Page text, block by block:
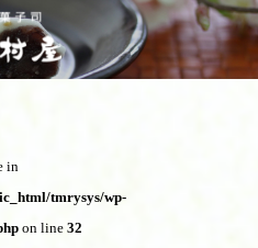
in
tmrysys/wp-
on line 32